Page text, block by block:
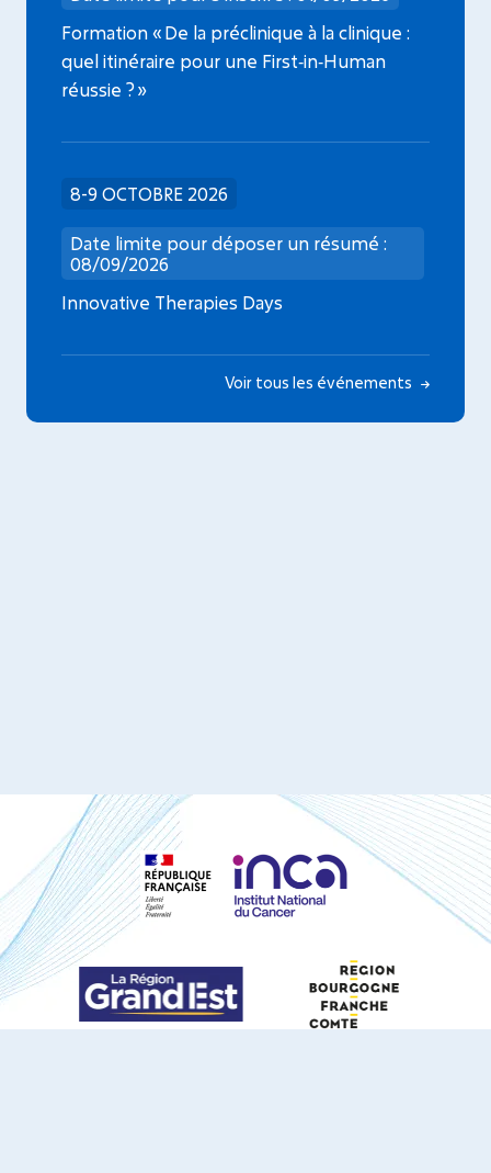
Formation « De la préclinique à la clinique :
quel itinéraire pour une First‑in‑Human
réussie ? »
8-9 OCTOBRE 2026
Date limite pour déposer un résumé :
08/09/2026
Innovative Therapies Days
Voir tous les événements